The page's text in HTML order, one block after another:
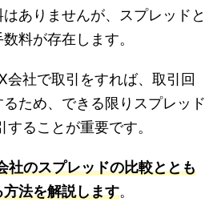
ありませんが、スプレッドと
料が存在します。
会社で取引をすれば、取引回
ため、できる限りスプレッド
ることが重要です。
社のスプレッドの比較ととも
法を解説します。